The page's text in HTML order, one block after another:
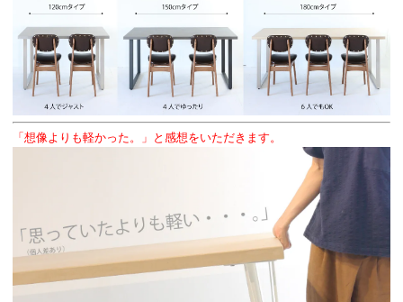
「想像よりも軽かった。」と感想をいただきます。